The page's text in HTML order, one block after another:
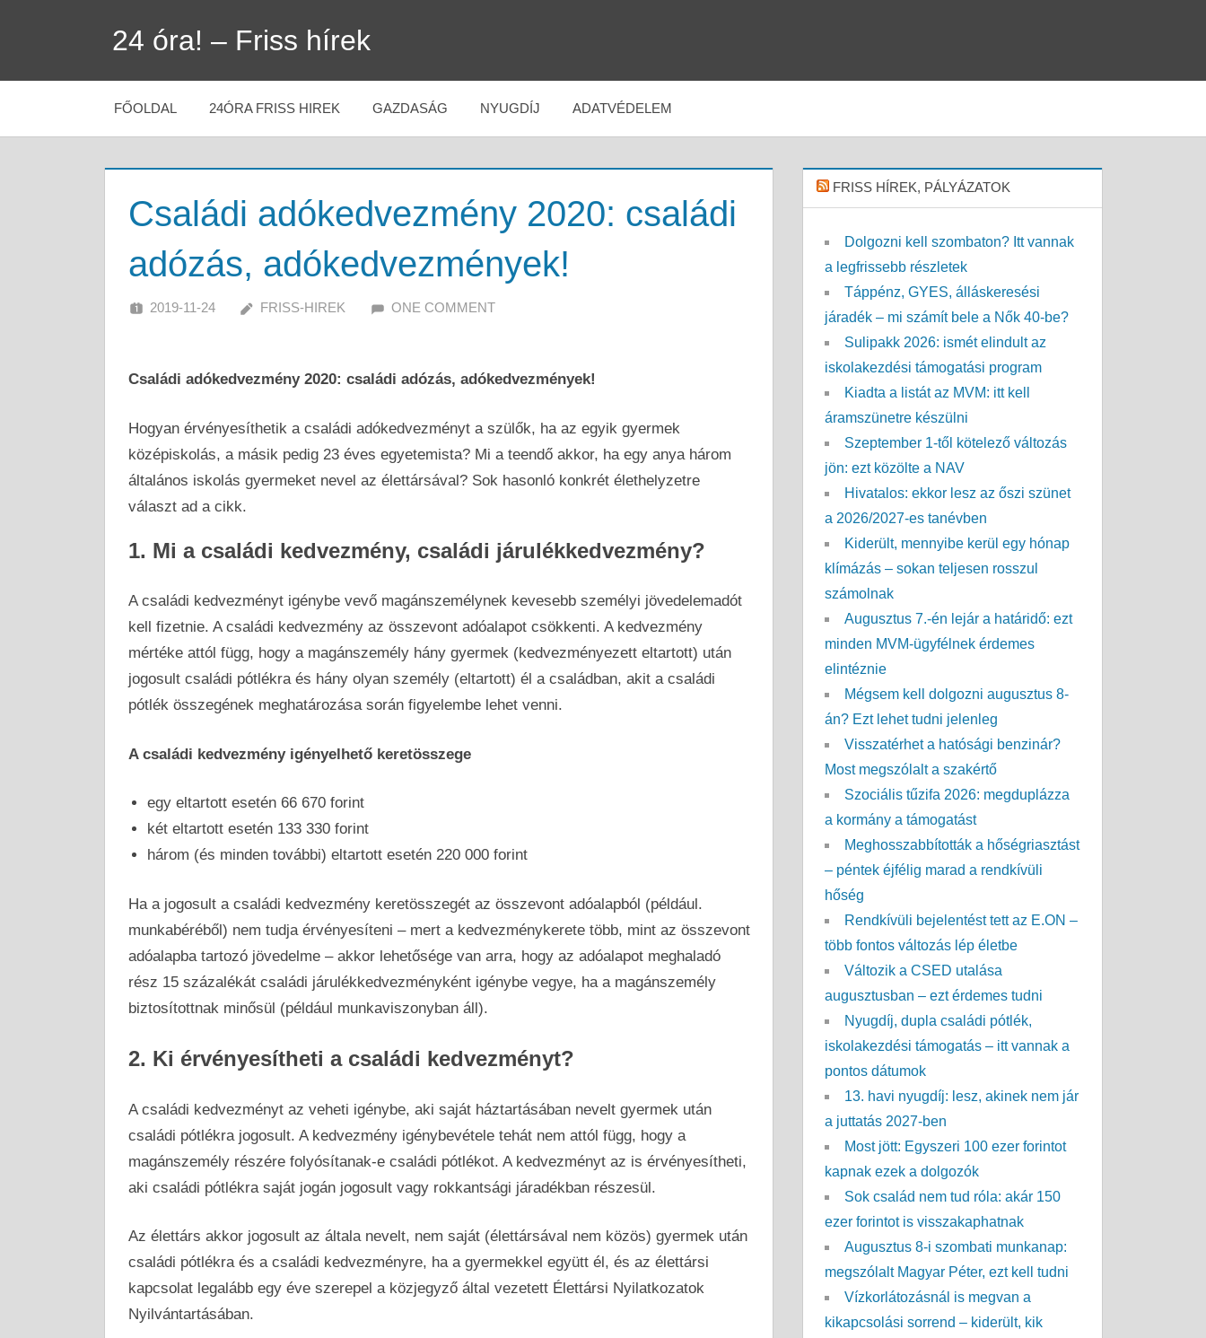
24 óra! – Friss hírek
FŐOLDAL 24ÓRA FRISS HIREK GAZDASÁG NYUGDÍJ ADATVÉDELEM
Családi adókedvezmény 2020: családi
adózás, adókedvezmények!
2019-11-24 FRISS-HIREK ONE COMMENT
Családi adókedvezmény 2020: családi adózás, adókedvezmények!
Hogyan érvényesíthetik a családi adókedvezményt a szülők, ha az egyik gyermek
középiskolás, a másik pedig 23 éves egyetemista? Mi a teendő akkor, ha egy anya három
általános iskolás gyermeket nevel az élettársával? Sok hasonló konkrét élethelyzetre
választ ad a cikk.
1. Mi a családi kedvezmény, családi járulékkedvezmény?
A családi kedvezményt igénybe vevő magánszemélynek kevesebb személyi jövedelemadót
kell fizetnie. A családi kedvezmény az összevont adóalapot csökkenti. A kedvezmény
mértéke attól függ, hogy a magánszemély hány gyermek (kedvezményezett eltartott) után
jogosult családi pótlékra és hány olyan személy (eltartott) él a családban, akit a családi
pótlék összegének meghatározása során figyelembe lehet venni.
A családi kedvezmény igényelhető keretösszege
egy eltartott esetén 66 670 forint
két eltartott esetén 133 330 forint
három (és minden további) eltartott esetén 220 000 forint
Ha a jogosult a családi kedvezmény keretösszegét az összevont adóalapból (például.
munkabéréből) nem tudja érvényesíteni – mert a kedvezménykerete több, mint az összevont
adóalapba tartozó jövedelme – akkor lehetősége van arra, hogy az adóalapot meghaladó
rész 15 százalékát családi járulékkedvezményként igénybe vegye, ha a magánszemély
biztosítottnak minősül (például munkaviszonyban áll).
2. Ki érvényesítheti a családi kedvezményt?
A családi kedvezményt az veheti igénybe, aki saját háztartásában nevelt gyermek után
családi pótlékra jogosult. A kedvezmény igénybevétele tehát nem attól függ, hogy a
magánszemély részére folyósítanak-e családi pótlékot. A kedvezményt az is érvényesítheti,
aki családi pótlékra saját jogán jogosult vagy rokkantsági járadékban részesül.
Az élettárs akkor jogosult az általa nevelt, nem saját (élettársával nem közös) gyermek után
családi pótlékra és a családi kedvezményre, ha a gyermekkel együtt él, és az élettársi
kapcsolat legalább egy éve szerepel a közjegyző által vezetett Élettársi Nyilatkozatok
Nyilvántartásában.
FRISS HÍREK, PÁLYÁZATOK
Dolgozni kell szombaton? Itt vannak
a legfrissebb részletek
Táppénz, GYES, álláskeresési
járadék – mi számít bele a Nők 40-be?
Sulipakk 2026: ismét elindult az
iskolakezdési támogatási program
Kiadta a listát az MVM: itt kell
áramszünetre készülni
Szeptember 1-től kötelező változás
jön: ezt közölte a NAV
Hivatalos: ekkor lesz az őszi szünet
a 2026/2027-es tanévben
Kiderült, mennyibe kerül egy hónap
klímázás – sokan teljesen rosszul
számolnak
Augusztus 7.-én lejár a határidő: ezt
minden MVM-ügyfélnek érdemes
elintéznie
Mégsem kell dolgozni augusztus 8-
án? Ezt lehet tudni jelenleg
Visszatérhet a hatósági benzinár?
Most megszólalt a szakértő
Szociális tűzifa 2026: megduplázza
a kormány a támogatást
Meghosszabbították a hőségriasztást
– péntek éjfélig marad a rendkívüli
hőség
Rendkívüli bejelentést tett az E.ON –
több fontos változás lép életbe
Változik a CSED utalása
augusztusban – ezt érdemes tudni
Nyugdíj, dupla családi pótlék,
iskolakezdési támogatás – itt vannak a
pontos dátumok
13. havi nyugdíj: lesz, akinek nem jár
a juttatás 2027-ben
Most jött: Egyszeri 100 ezer forintot
kapnak ezek a dolgozók
Sok család nem tud róla: akár 150
ezer forintot is visszakaphatnak
Augusztus 8-i szombati munkanap:
megszólalt Magyar Péter, ezt kell tudni
Vízkorlátozásnál is megvan a
kikapcsolási sorrend – kiderült, kik